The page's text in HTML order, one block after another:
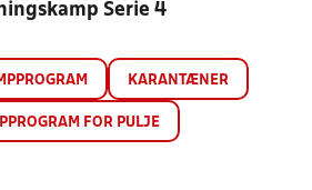
Serie 4
KARANTÆNER
FOR PULJE